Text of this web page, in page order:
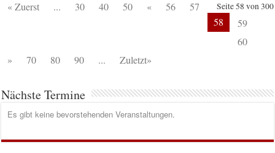
Seite 58 von 300
« Zuerst ... 30 40 50 « 56
57
58
59
60
»
70 80 90 ... Zuletzt»
Nächste Termine
Es gibt keine bevorstehenden Veranstaltungen.